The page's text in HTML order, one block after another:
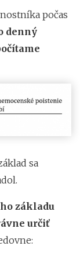
počas
denný
sa
základu
určiť